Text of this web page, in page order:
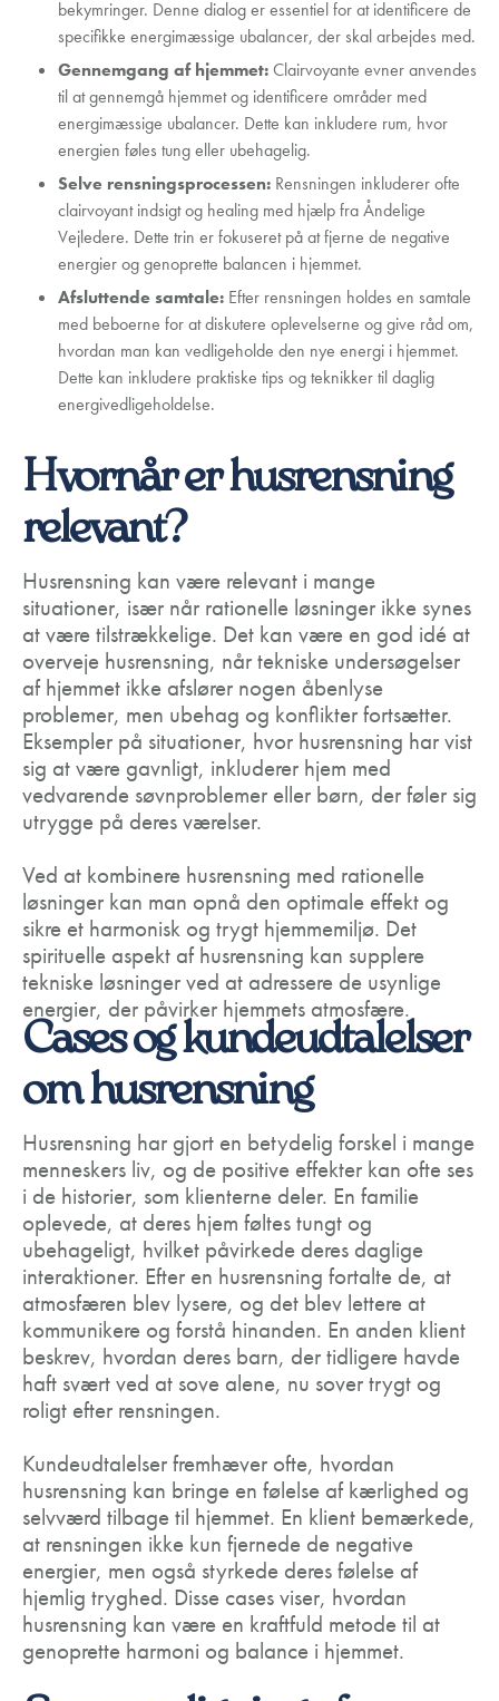
bekymringer. Denne dialog er essentiel for at identificere de
specifikke energimæssige ubalancer, der skal arbejdes med.
Gennemgang af hjemmet:Clairvoyante evner anvendes
til at gennemgå hjemmet og identificere områder med
energimæssige ubalancer. Dette kan inkludere rum, hvor
energien føles tung eller ubehagelig.
Selve rensningsprocessen: Rensningen inkluderer ofte
clairvoyant indsigt og healing med hjælp fra Åndelige
Vejledere. Dette trin er fokuseret på at fjerne de negative
energier og genoprette balancen i hjemmet.
Afsluttende samtale: Efter rensningen holdes en samtale
med beboerne for at diskutere oplevelserne og give råd om,
hvordan man kan vedligeholde den nye energi i hjemmet.
Dette kan inkludere praktiske tips og teknikker til daglig
energivedligeholdelse.
Hvornår er husrensning
relevant?
Husrensning kan være relevant i mange
situationer, især når rationelle løsninger ikke synes
at være tilstrækkelige. Det kan være en god idé at
overveje husrensning, når tekniske undersøgelser
af hjemmet ikke afslører nogen åbenlyse
problemer, men ubehag og konflikter fortsætter.
Eksempler på situationer, hvor husrensning har vist
sig at være gavnligt, inkluderer hjem med
vedvarende søvnproblemer eller børn, der føler sig
utrygge på deres værelser.
Ved at kombinere husrensning med rationelle
løsninger kan man opnå den optimale effekt og
sikre et harmonisk og trygt hjemmemiljø. Det
spirituelle aspekt af husrensning kan supplere
tekniske løsninger ved at adressere de usynlige
energier, der påvirker hjemmets atmosfære.
Cases og kundeudtalelser
om husrensning
Husrensning har gjort en betydelig forskel i mange
menneskers liv, og de positive effekter kan ofte ses
i de historier, som klienterne deler. En familie
oplevede, at deres hjem føltes tungt og
ubehageligt, hvilket påvirkede deres daglige
interaktioner. Efter en husrensning fortalte de, at
atmosfæren blev lysere, og det blev lettere at
kommunikere og forstå hinanden. En anden klient
beskrev, hvordan deres barn, der tidligere havde
haft svært ved at sove alene, nu sover trygt og
roligt efter rensningen.
Kundeudtalelser fremhæver ofte, hvordan
husrensning kan bringe en følelse af kærlighed og
selvværd tilbage til hjemmet. En klient bemærkede,
at rensningen ikke kun fjernede de negative
energier, men også styrkede deres følelse af
hjemlig tryghed. Disse cases viser, hvordan
husrensning kan være en kraftfuld metode til at
genoprette harmoni og balance i hjemmet.